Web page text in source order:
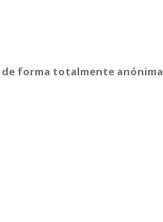
de forma totalmente anónima